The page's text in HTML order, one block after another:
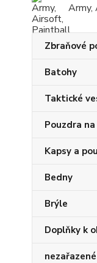
Army,
Zbraňové
Batohy
Taktické
Pouzdra
Kapsy a
Bedny
Brýle
Doplňky k
nezařazené